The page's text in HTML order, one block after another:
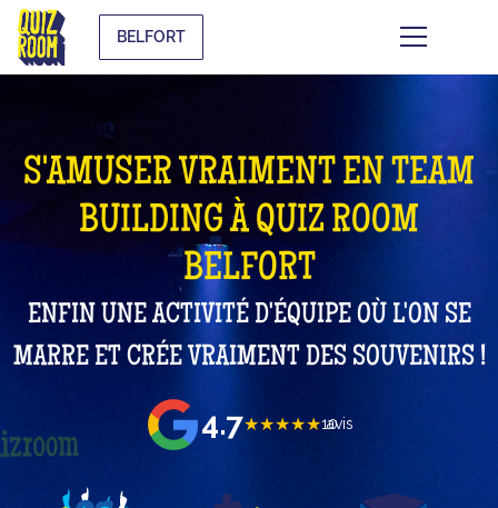
BELFORT
S'AMUSER VRAIMENT EN TEAM
BUILDING À QUIZ ROOM
BELFORT
ENFIN UNE ACTIVITÉ D'ÉQUIPE OÙ L'ON SE
MARRE ET CRÉE VRAIMENT DES SOUVENIRS !
4.7★★★★★10
avis